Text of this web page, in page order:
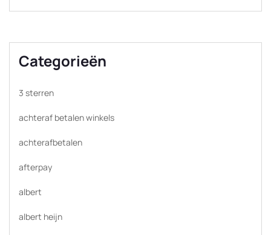
Categorieën
3 sterren
achteraf betalen winkels
achterafbetalen
afterpay
albert
albert heijn